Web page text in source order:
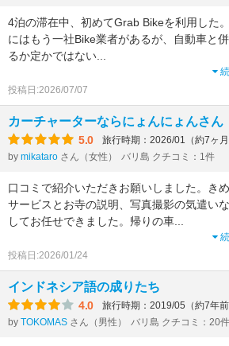
4泊の滞在中、初めてGrab Bikeを利用した
にはもう一社Bike業者があるが、自動車と
るか定かではない
投稿日:2026/07/07
カーチャーターならにょんにょんさん
5.0 旅行時期：2026/01（約7ヶ月
by mikataro さん（女性） バリ島 クチコミ：1件
口コミで紹介いただきお願いしました。き
サービスとお寺の説明、写真撮影の気遣い
してお任せできました。帰りの車
投稿日:2026/01/24
インドネシア語の成りたち
4.0 旅行時期：2019/05（約7年前
by TOKOMAS さん（男性） バリ島 クチコミ：20件